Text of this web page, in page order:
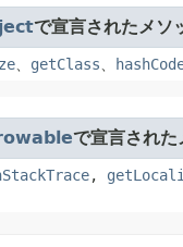
で宣言されたメソ
、 getClass、
で宣言された
,